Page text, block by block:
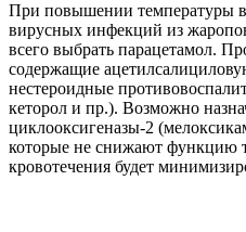
При повышении температуры
вирусных инфекций из
всего выбрать парацетамол.
содержащие
нестероидные
кеторол и пр.). Возможно
циклооксигеназы-2
которые не снижают функцию
кровотечения будет